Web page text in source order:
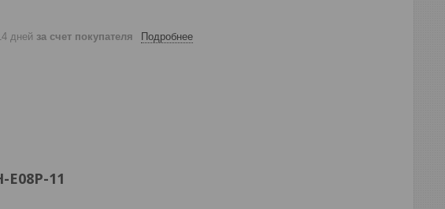
дней за счет покупателя Подробнее
11